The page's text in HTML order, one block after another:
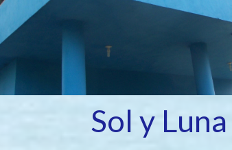
Sol y Luna